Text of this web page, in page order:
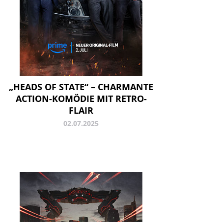
„HEADS OF STATE“ – CHARMANTE
ACTION-KOMÖDIE MIT RETRO-
FLAIR
02.07.2025